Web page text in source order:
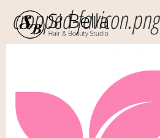
cropped-favicon.png